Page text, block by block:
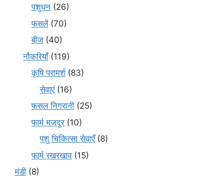
पशुधन (26)
फसलें(70)
बीज (40)
नौकरियाँ(119)
कृषि परामर्श(83)
सेवाएं(16)
फसल निगरानी (25)
फार्म मजदूर(10)
पशु चिकित्सा सेवाएँ(8)
फार्म रखरखाव(15)
मंडी (8)